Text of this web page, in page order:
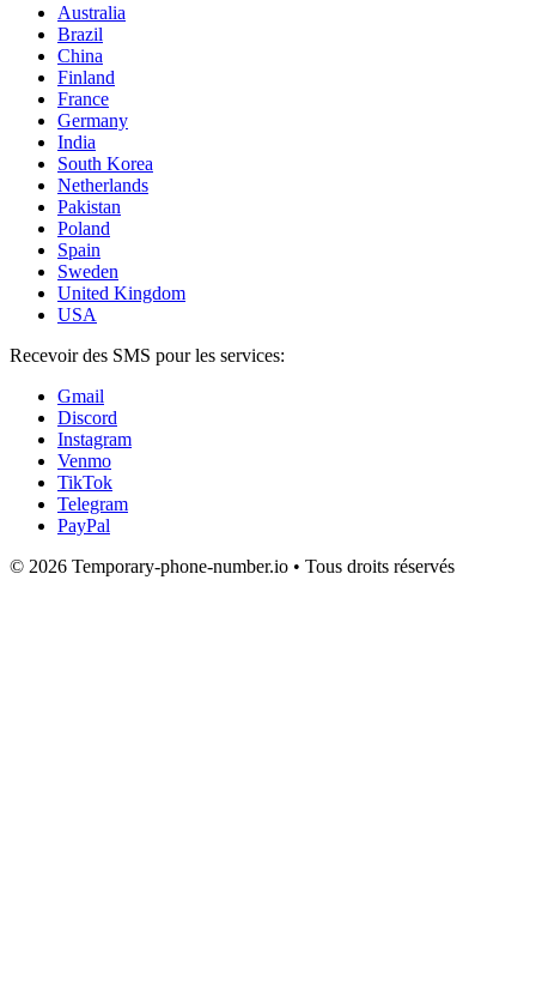
Australia
Brazil
China
Finland
France
Germany
India
South Korea
Netherlands
Pakistan
Poland
Spain
Sweden
United Kingdom
USA
Recevoir des SMS pour les services:
Gmail
Discord
Instagram
Venmo
TikTok
Telegram
PayPal
© 2026 Temporary-phone-number.io • Tous droits réservés